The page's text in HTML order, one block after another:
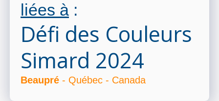
liées à :
Défi des Couleurs
Simard 2024
Beaupré - Québec - Canada